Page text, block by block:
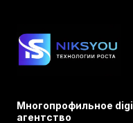
Многопрофильное
агентство